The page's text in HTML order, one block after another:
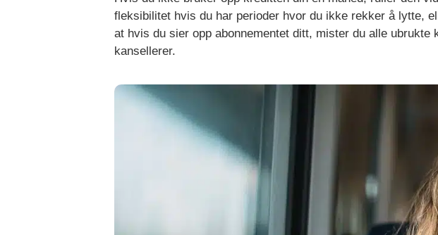
fleksibilitet hvis du har perioder hvor du ikke rekker å lytte,
at hvis du sier opp abonnementet ditt, mister du alle
kansellerer.